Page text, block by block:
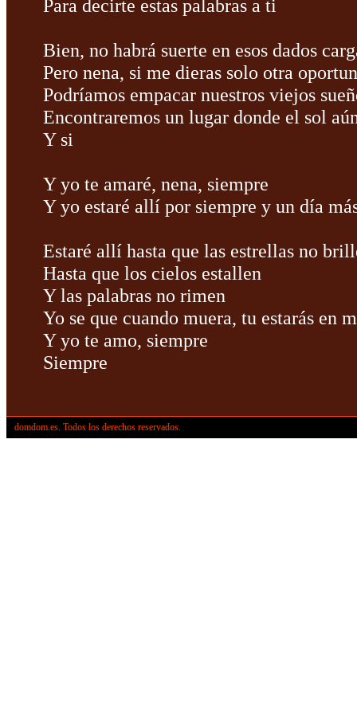
Para decirte estas palabras a ti
Bien, no habrá suerte en esos dados
Pero nena, si me dieras solo otra
Podríamos empacar nuestros viejos
Encontraremos un lugar donde el sol
Y si
Y yo te amaré, nena, siempre
Y yo estaré allí por siempre y un día
Estaré allí hasta que las estrellas no
Hasta que los cielos estallen
Y las palabras no rimen
Yo se que cuando muera, tu estarás en
Y yo te amo, siempre
Siempre
domdom.es. Todos los derechos reservados.